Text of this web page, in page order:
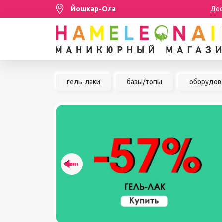
Йошкар-Ола
Распродажа
ШУГАРИНГ/ДЕПИЛЯЦИЯ
УХОД
АКСЕССУАРЫ
гель-лаки базы/топы